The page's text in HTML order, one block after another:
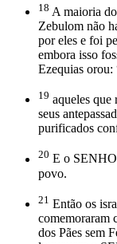
18 A maioria
Zebulom não
por eles e foi
embora isso
Ezequias
19 aqueles
seus
purificados
20 E o
povo.
21 Então os
comemoraram
dos Pães sem